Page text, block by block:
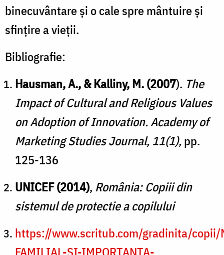
binecuvântare și o cale spre mântuire și
sfințire a vieții.
Bibliografie:
Hausman, A., & Kalliny, M. (2007). The
Impact of Cultural and Religious Values
on Adoption of Innovation. Academy of
Marketing Studies Journal, 11(1),pp.
125-136
UNICEF (2014), România: Copiii din
sistemul de protectie a copilului
https://www.scritub.com/gradinita/copii/